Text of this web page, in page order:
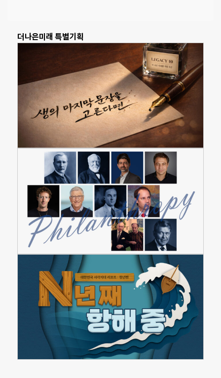
더나은미래 특별기획